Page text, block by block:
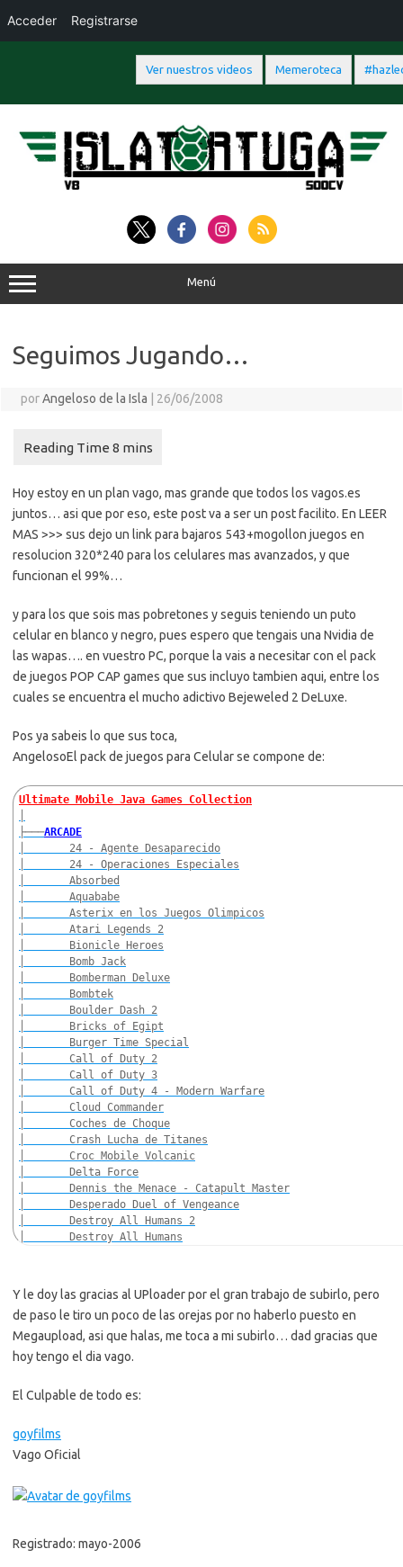
Ver nuestros videos Memeroteca
contenido
Menú
Seguimos Jugando…
porAngeloso de la Isla 26/06/2008
Hoy estoy en un plan vago, mas grande que todos los vagos.es
juntos… asi que por eso, este post va a ser un post facilito. En LEER
MAS >>> sus dejo un link para bajaros 543+mogollon juegos en
resolucion 320*240 para los celulares mas avanzados, y que
funcionan el 99%…
y para los que sois mas pobretones y seguis teniendo un puto
celular en blanco y negro, pues espero que tengais una Nvidia de
las wapas…. en vuestro PC, porque la vais a necesitar con el pack
de juegos POP CAP games que sus incluyo tambien aqui, entre los
cuales se encuentra el mucho adictivo Bejeweled 2 DeLuxe.
Pos ya sabeis lo que sus toca,
AngelosoEl pack de juegos para Celular se compone de:
Ultimate Mobile Java Games Collection
├───ARCADE
│       24 - Agente Desaparecido
│       24 - Operaciones Especiales
│       Absorbed
│       Aquababe
│       Asterix en los Juegos Olimpicos
│       Atari Legends 2
│       Bionicle Heroes
│       Bomb Jack
│       Bomberman Deluxe
│       Bombtek
│       Boulder Dash 2
│       Bricks of Egipt
│       Burger Time Special
│       Call of Duty 2
│       Call of Duty 3
│       Call of Duty 4 - Modern Warfare
│       Cloud Commander
│       Coches de Choque
│       Crash Lucha de Titanes
│       Croc Mobile Volcanic
│       Delta Force
│       Dennis the Menace - Catapult Master
│       Desperado Duel of Vengeance
│       Destroy All Humans 2
│       Destroy All Humans
│       Elektra
│       Enigma Force - The Regiment
│       Frogger Evolution
│       Fruit Factory 2
│       Ghostbusters
│       Girls Inc. Team
│       Grubby 3D
│       Hulk
│       Jaws
│       Kane & Lynch - Dead Men
│       Land of the Dead - The Reckoning
│       Los Mosqueteros
Y le doy las gracias al UPloader por el gran trabajo de subirlo, pero
de paso le tiro un poco de las orejas por no haberlo puesto en
Megaupload, asi que halas, me toca a mi subirlo… dad gracias que
hoy tengo el dia vago.
El Culpable de todo es:
goyfilms
Vago Oficial
Registrado: mayo-2006
Acceder Registrarse